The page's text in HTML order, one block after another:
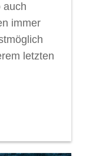
auch
immer
letzten